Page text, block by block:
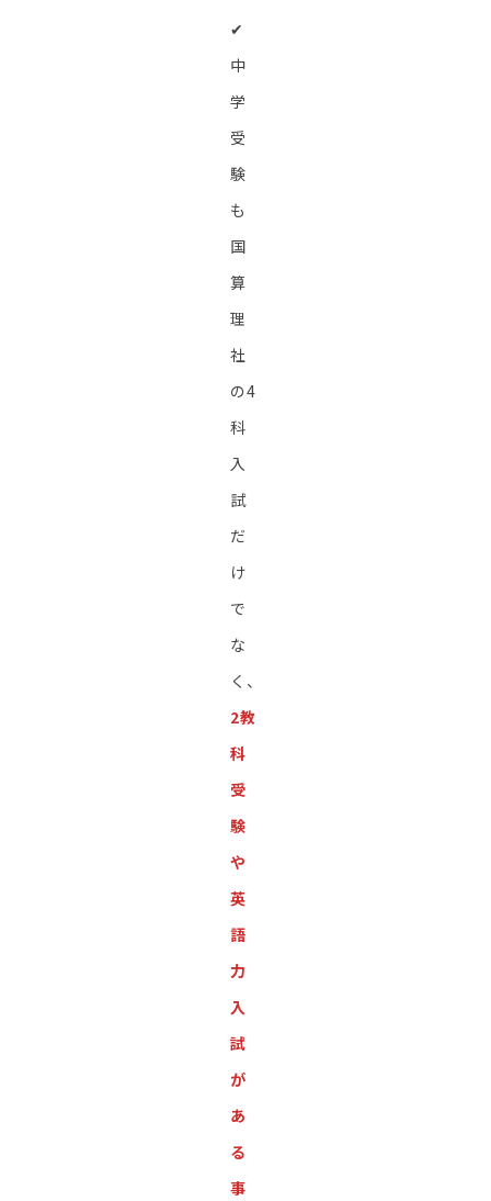
✔︎
中
学
受
験
も
国
算
理
社
の4
科
入
試
だ
け
で
な
く、
2教
科
受
験
や
英
語
力
入
試
が
あ
る
事